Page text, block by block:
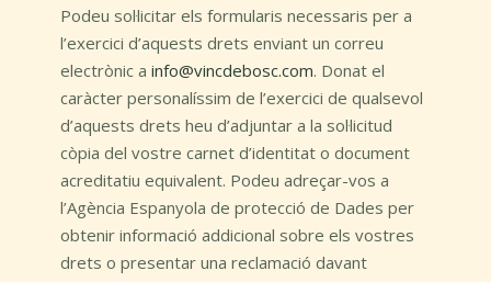
Podeu sol·licitar els formularis necessaris per a
l’exercici d’aquests drets enviant un correu
electrònic a info@vincdebosc.com. Donat el
caràcter personalíssim de l’exercici de qualsevol
d’aquests drets heu d’adjuntar a la sol·licitud
còpia del vostre carnet d’identitat o document
acreditatiu equivalent. Podeu adreçar-vos a
l’Agència Espanyola de protecció de Dades per
obtenir informació addicional sobre els vostres
drets o presentar una reclamació davant